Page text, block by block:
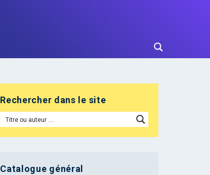
Rechercher dans le site
Catalogue général